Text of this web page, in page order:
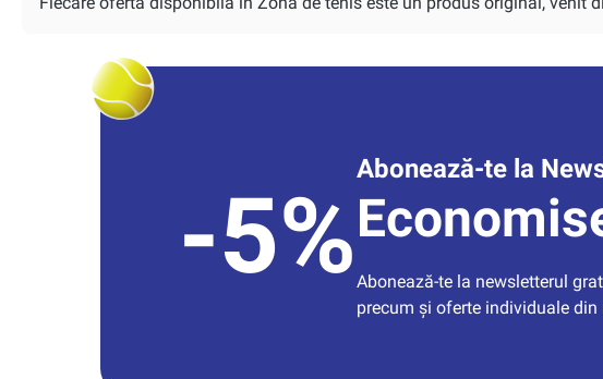
-5%
Abonează-te la
Abonează-te la newsletterul
precum și oferte individuale